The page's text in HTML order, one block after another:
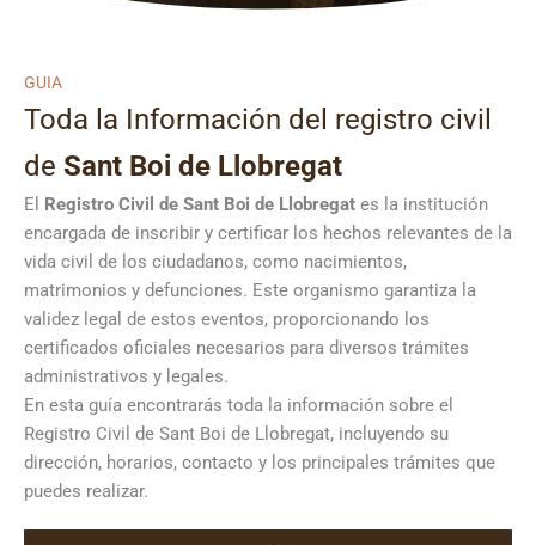
GUIA
Toda la Información del registro civil
de Sant Boi de Llobregat
El Registro Civil de Sant Boi de Llobregat es la institución
encargada de inscribir y certificar los hechos relevantes de la
vida civil de los ciudadanos, como nacimientos,
matrimonios y defunciones. Este organismo garantiza la
validez legal de estos eventos, proporcionando los
certificados oficiales necesarios para diversos trámites
administrativos y legales.
En esta guía encontrarás toda la información sobre el
Registro Civil de Sant Boi de Llobregat, incluyendo su
dirección, horarios, contacto y los principales trámites que
puedes realizar.